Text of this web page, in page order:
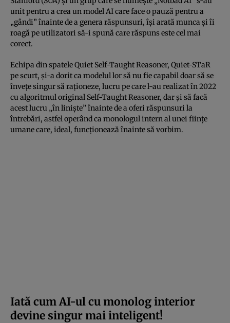
unit pentru a crea un model AI care face o pauză pentru a
„gândi” înainte de a genera răspunsuri, își arată munca și îi
roagă pe utilizatori să-i spună care răspuns este cel mai
corect.
Echipa din spatele Quiet Self-Taught Reasoner, Quiet-STaR
pe scurt, și-a dorit ca modelul lor să nu fie capabil doar să se
învețe singur să raționeze, lucru pe care l-au realizat în 2022
cu algoritmul original Self-Taught Reasoner, dar și să facă
acest lucru „în liniște” înainte de a oferi răspunsuri la
întrebări, astfel operând ca monologul intern al unei ființe
umane care, ideal, funcționează înainte să vorbim.
Iată cum AI-ul cu monolog interior
devine singur mai inteligent!